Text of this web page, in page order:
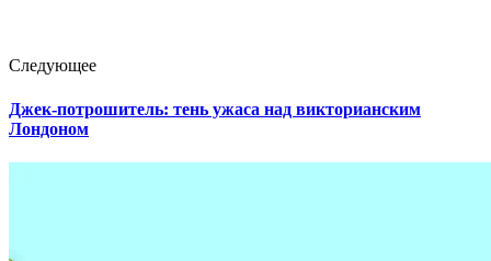
Следующее
Джек-потрошитель: тень ужаса над викторианским
Лондоном